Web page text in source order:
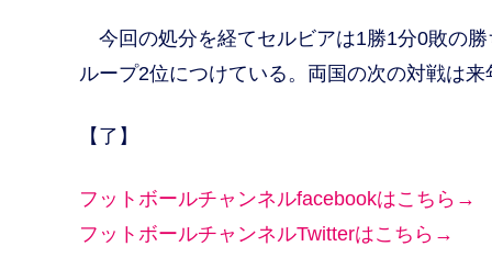
今回の処分を経てセルビアは1勝1分0敗の
ループ2位につけている。両国の次の対戦は
【了】
フットボールチャンネルfacebookはこちら→
フットボールチャンネルTwitterはこちら→